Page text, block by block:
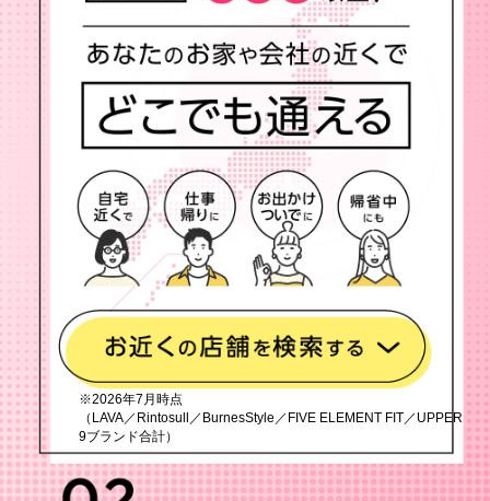
※2026年7月時点
（LAVA／Rintosull／BurnesStyle／FIVE ELEMENT FIT／UPPER
9ブランド合計）